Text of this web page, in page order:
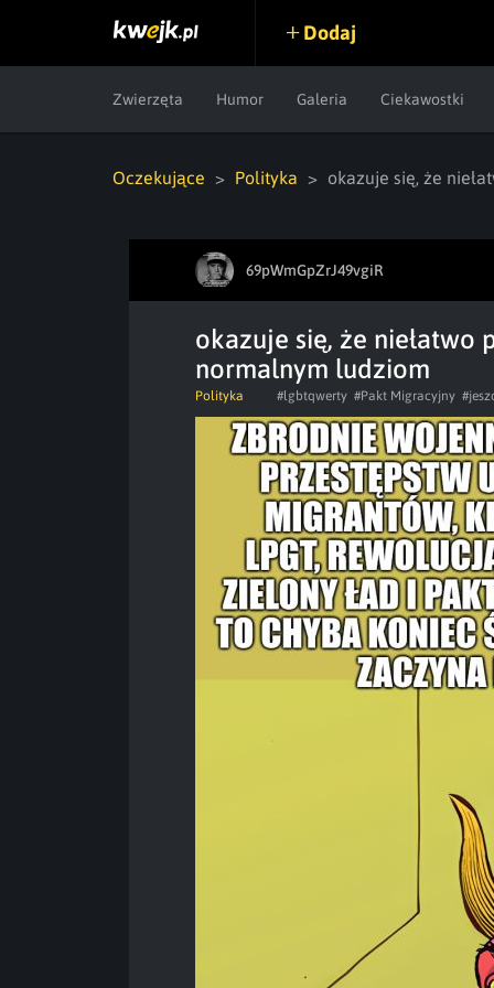
Dodaj
Zwierzęta Humor Galeria Ciekawostki
Oczekujące Polityka okazuje się, że
69pWmGpZrJ49vgiR
okazuje się, że
normalnym ludziom
Polityka #lgbtqwerty #Pakt Migracyjny